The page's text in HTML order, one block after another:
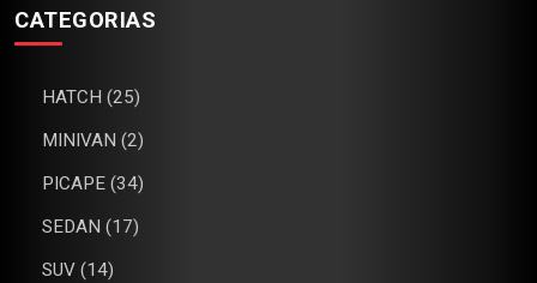
CATEGORIAS
HATCH (25)
MINIVAN (2)
PICAPE (34)
SEDAN (17)
SUV (14)